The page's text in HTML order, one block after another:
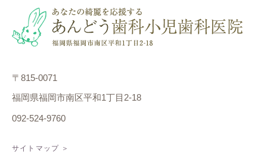
〒815-0071
福岡県福岡市南区平和1丁目2-18
092-524-9760
サイトマップ ＞